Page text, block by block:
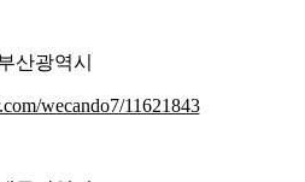
산광역시
wecando7/11621843